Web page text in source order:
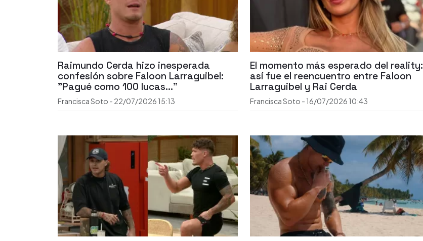
Raimundo Cerda hizo inesperada
confesión sobre Faloon Larraguibel:
"Pagué como 100 lucas..."
Francisca Soto - 22/07/2026 15:13
El momento más esperado del reality:
así fue el reencuentro entre Faloon
Larraguibel y Rai Cerda
Francisca Soto - 16/07/2026 10:43